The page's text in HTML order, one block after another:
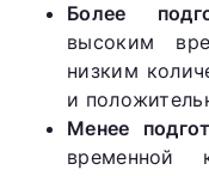
Более
высоким
низким
и
Менее
временной